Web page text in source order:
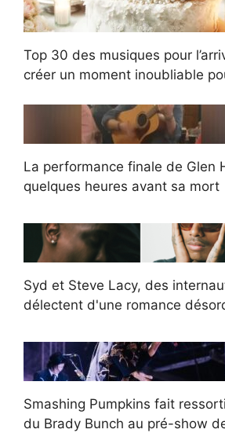
Top 30 des musiques pour
créer un moment inoubliable
La performance finale de Glen
quelques heures avant sa mort
Syd et Steve Lacy, des
délectent d'une romance
Smashing Pumpkins fait
du Brady Bunch au pré-show